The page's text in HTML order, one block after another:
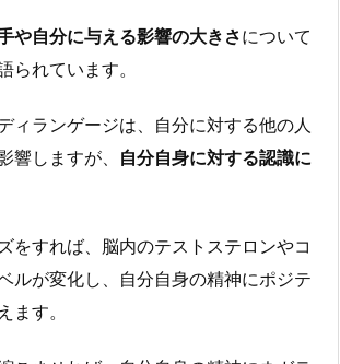
や自分に与える影響の大きさについて
られています。
ィランゲージは、自分に対する他の人
響しますが、
自分自身に対する認識に
をすれば、脳内のテストステロンやコ
ルが変化し、自分自身の精神にポジテ
ます。